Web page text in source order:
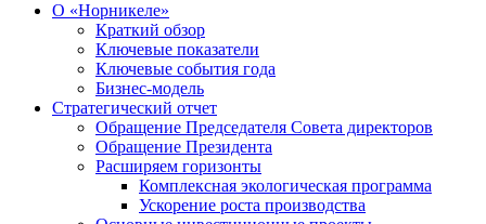
О «Норникеле»
Краткий обзор
Ключевые показатели
Ключевые события года
Бизнес-модель
Стратегический отчет
Обращение Председателя Совета директоров
Обращение Президента
Расширяем горизонты
Комплексная экологическая программа
Ускорение роста производства